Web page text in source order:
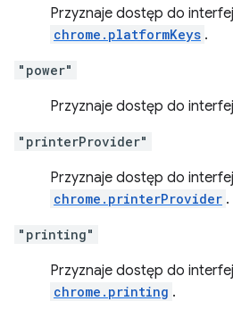
Przyznaje dostęp do
chrome.platformKeys .
"power"
Przyznaje dostęp do
"printerProvider"
Przyznaje dostęp do
chrome.printerProvider .
"printing"
Przyznaje dostęp do
chrome.printing .